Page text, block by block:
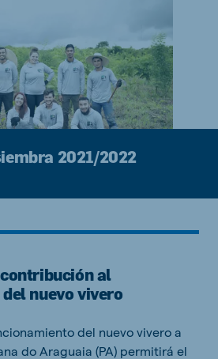
2021/2022
al
nuevo vivero
del nuevo vivero a
do Araguaia (PA) permitirá el